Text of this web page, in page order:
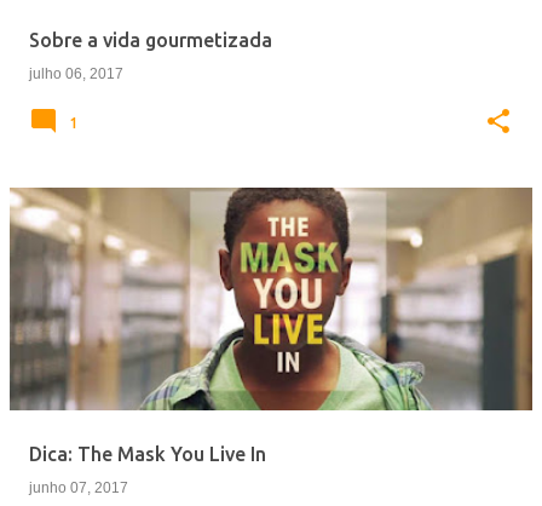
Sobre a vida gourmetizada
julho 06, 2017
1
Dica: The Mask You Live In
junho 07, 2017